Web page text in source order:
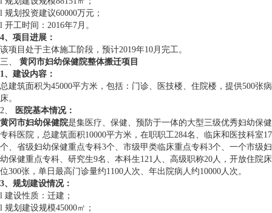
l 规划投资建议60000万元；
l 开工时间：2016年7月。
4、 项目进展 ：
该项目处于主体施工阶段，预计2019年10月完工。
三、 黄冈市妇幼保健院整体搬迁项目
1、 建设内容：
总建筑面积为45000平方米，包括：门诊、医技楼、住院楼，提供500张病
床。
2、
医院基本情况：
黄冈市妇幼保健院是集医疗、保健、预防于一体的大型三级优秀妇幼保健
专科医院，总建筑面积10000平方米，在职职工284名、临床和医技科室17
个、省级妇幼保健重点专科3个、市级甲类临床重点专科3个、一个市级妇
幼保健重点专科、研究生9名、本科生121人、高级职称20人，开放住院床
位300张，单日最高门诊量约1100人次、年出院病人约10000人次。
3、规划建设情况：
l 建设性质：迁建；
l 规划建设规模45000㎡；